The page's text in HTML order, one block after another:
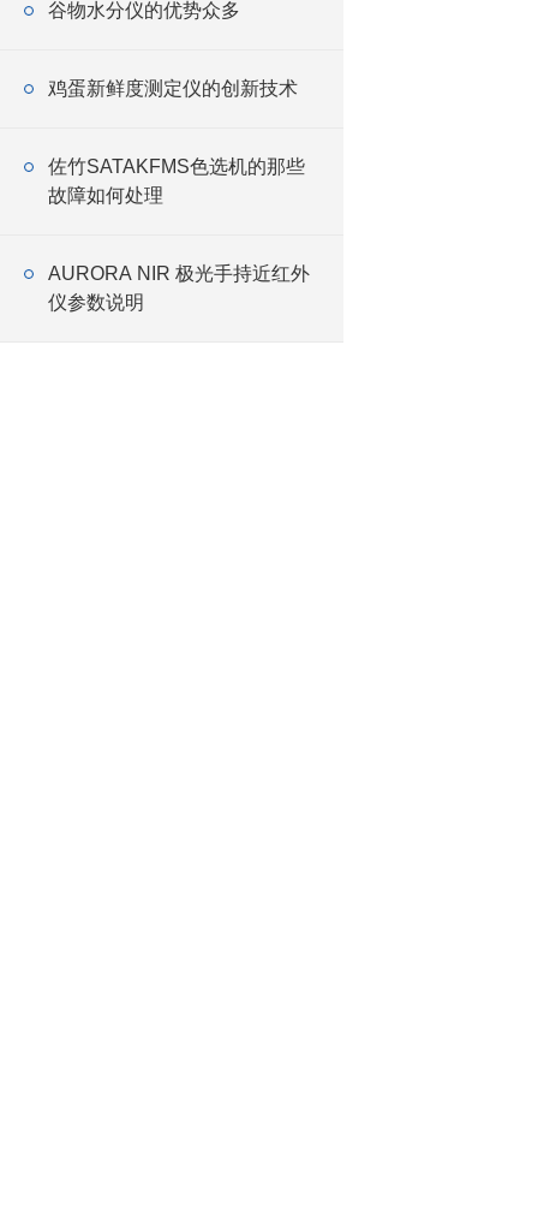
谷物水分仪的优势众多
鸡蛋新鲜度测定仪的创新技术
佐竹SATAKFMS色选机的那些
故障如何处理
AURORA NIR 极光手持近红外
仪参数说明